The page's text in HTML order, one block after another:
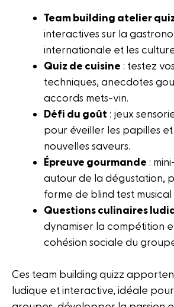
Team building atelier
interactives sur la
internationale et les
Quiz de cuisine : testez
techniques, anecdotes
accords mets-vin.
Défi du goût : jeux
pour éveiller les papilles
nouvelles saveurs.
Épreuve gourmande :
autour de la dégustation,
forme de blind test
Questions culinaires
dynamiser la compétition
cohésion sociale du
Ces team building quizz
ludique et interactive, idéale